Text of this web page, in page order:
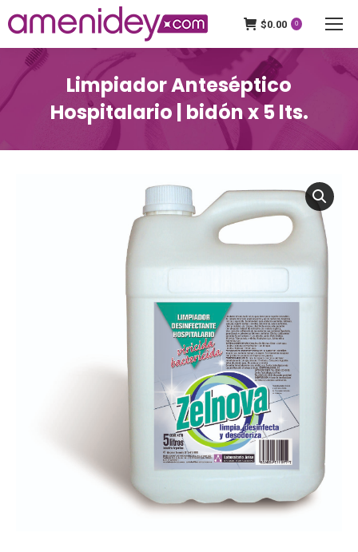
$0.00 0
Limpiador Anteséptico
Hospitalario | bidón x 5 lts.